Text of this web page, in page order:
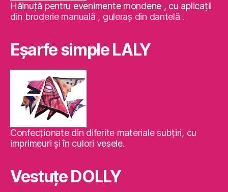
Hăinuţă pentru evenimente mondene , cu aplicaţii
din broderie manuală , guleraş din dantelă .
Eşarfe simple LALY
Confecţionate din diferite materiale subţiri, cu
imprimeuri şi în culori vesele.
Vestuţe DOLLY